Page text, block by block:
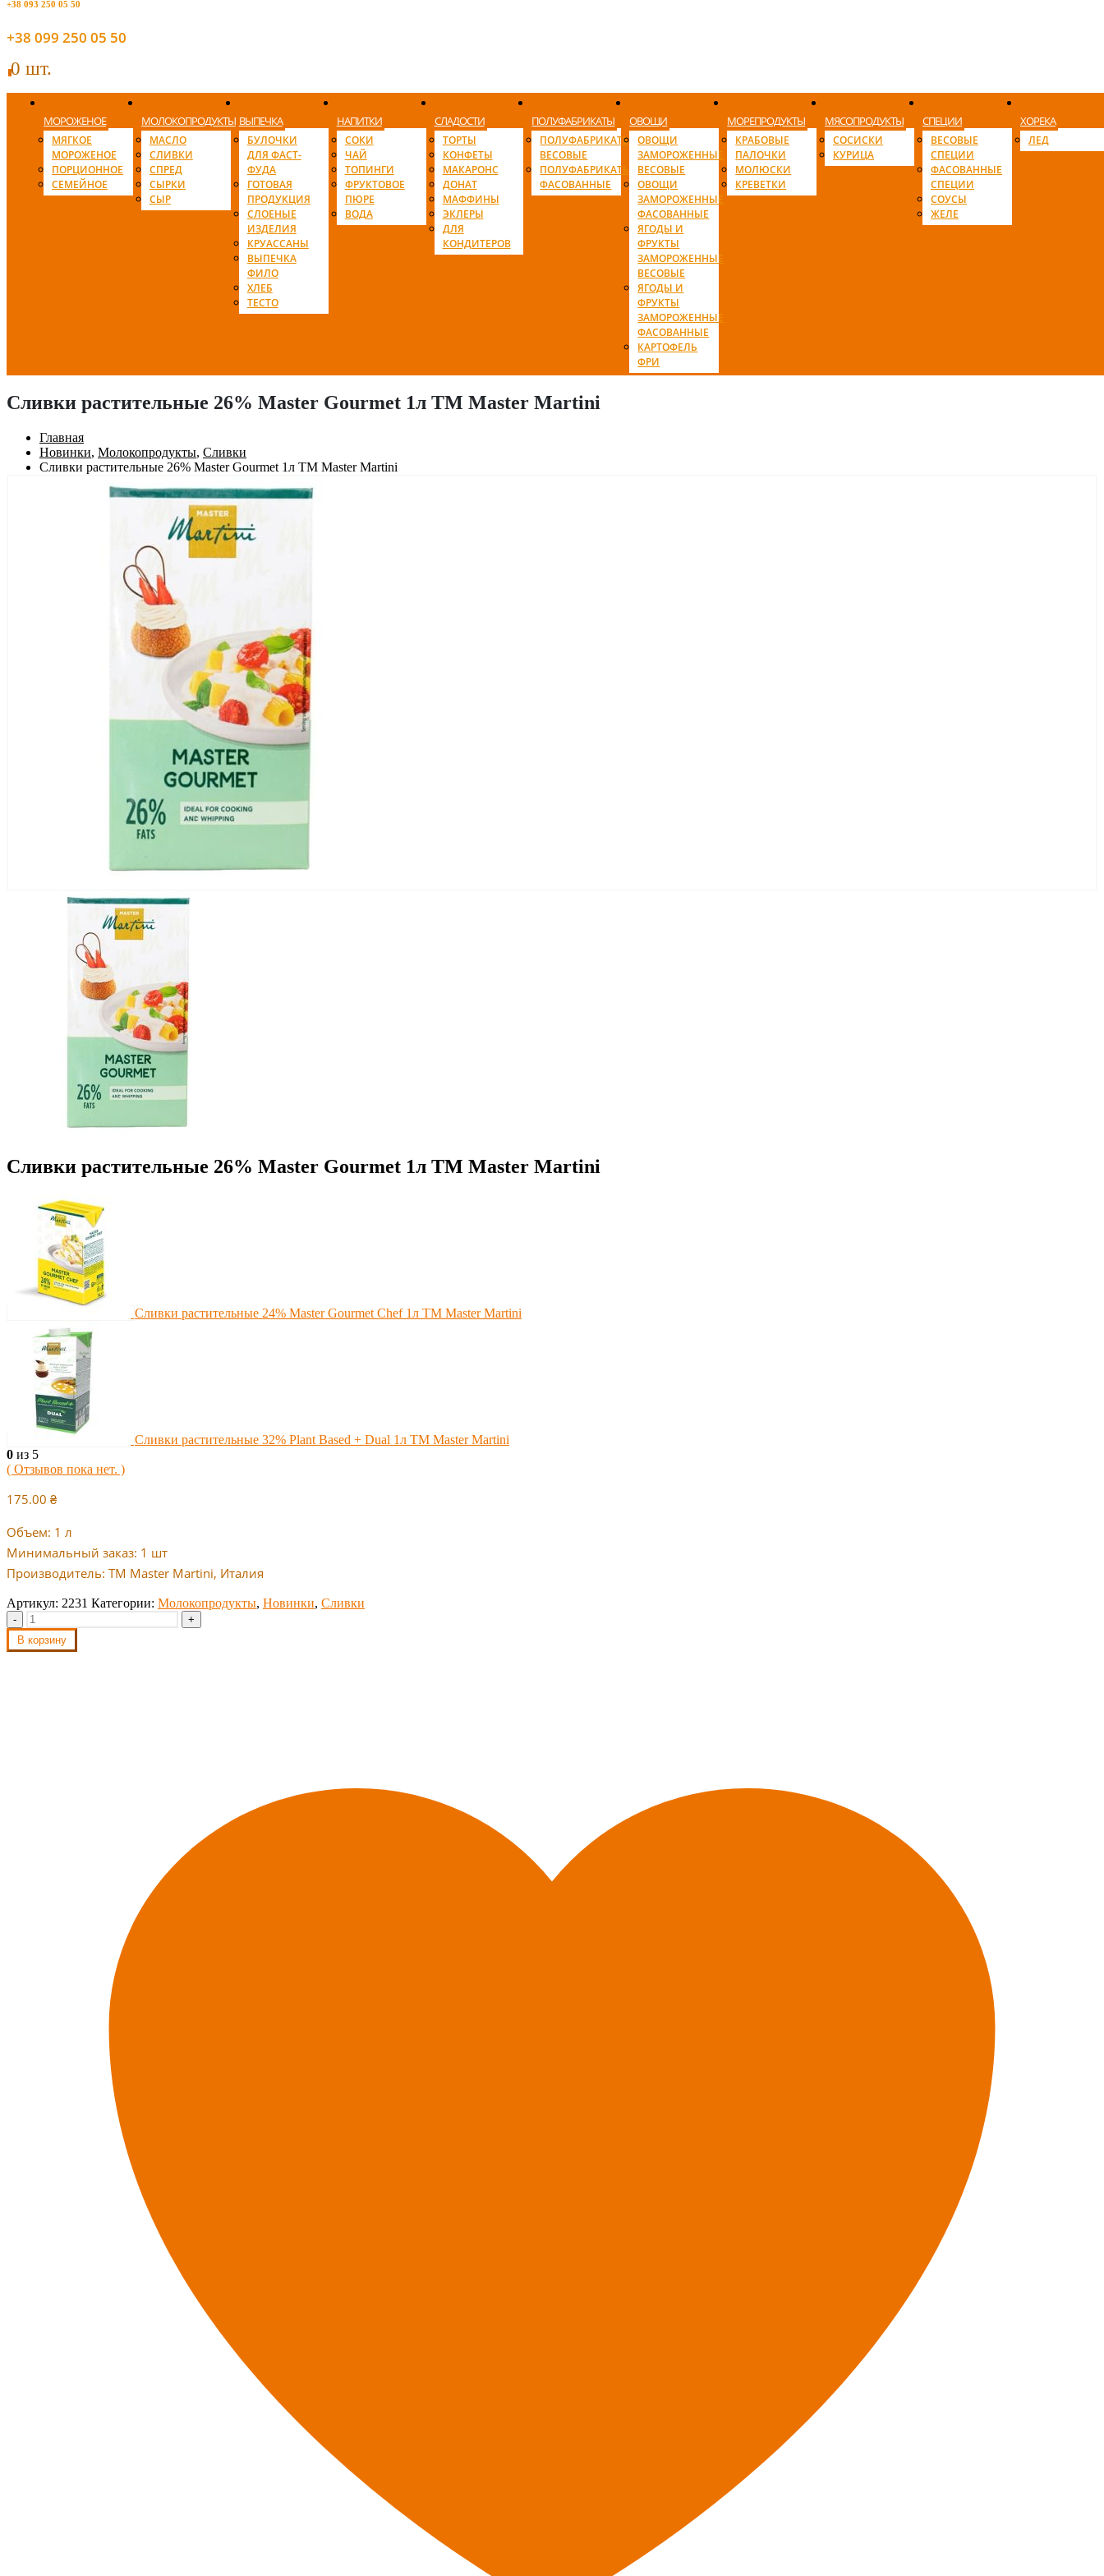
+38 093 250 05 50
+38 099 250 05 50
00 шт.
МОРОЖЕНОЕ
МЯГКОЕ
МОРОЖЕНОЕ
ПОРЦИОННОЕ
СЕМЕЙНОЕ
МОЛОКОПРОДУКТЫ
МАСЛО
СЛИВКИ
СПРЕД
СЫРКИ
СЫР
ВЫПЕЧКА
БУЛОЧКИ
ДЛЯ ФАСТ-
ФУДА
ГОТОВАЯ
ПРОДУКЦИЯ
СЛОЕНЫЕ
ИЗДЕЛИЯ
КРУАССАНЫ
ВЫПЕЧКА
ФИЛО
ХЛЕБ
ТЕСТО
НАПИТКИ
СОКИ
ЧАЙ
ТОПИНГИ
ФРУКТОВОЕ
ПЮРЕ
ВОДА
СЛАДОСТИ
ТОРТЫ
КОНФЕТЫ
МАКАРОНС
ДОНАТ
МАФФИНЫ
ЭКЛЕРЫ
ДЛЯ
КОНДИТЕРОВ
ПОЛУФАБРИКАТЫ
ПОЛУФАБРИКАТЫ
ВЕСОВЫЕ
ПОЛУФАБРИКАТЫ
ФАСОВАННЫЕ
ОВОЩИ
ОВОЩИ
ЗАМОРОЖЕННЫЕ
ВЕСОВЫЕ
ОВОЩИ
ЗАМОРОЖЕННЫЕ
ФАСОВАННЫЕ
ЯГОДЫ И
ФРУКТЫ
ЗАМОРОЖЕННЫЕ
ВЕСОВЫЕ
ЯГОДЫ И
ФРУКТЫ
ЗАМОРОЖЕННЫЕ
ФАСОВАННЫЕ
КАРТОФЕЛЬ
ФРИ
МОРЕПРОДУКТЫ
КРАБОВЫЕ
ПАЛОЧКИ
МОЛЮСКИ
КРЕВЕТКИ
МЯСОПРОДУКТЫ
СОСИСКИ
КУРИЦА
СПЕЦИИ
ВЕСОВЫЕ
СПЕЦИИ
ФАСОВАННЫЕ
СПЕЦИИ
СОУСЫ
ЖЕЛЕ
ХОРЕКА
ЛЕД
Сливки растительные 26% Master Gourmet 1л ТМ Master Martini
Главная
Новинки, Молокопродукты, Сливки
Сливки растительные 26% Master Gourmet 1л ТМ Master Martini
Сливки растительные 26% Master Gourmet 1л ТМ Master Martini
Сливки растительные 24% Master Gourmet Chef 1л ТМ Master Martini
Сливки растительные 32% Plant Based + Dual 1л ТМ Master Martini
0 из 5
( Отзывов пока нет. )
175.00 ₴
Объем: 1 л
Минимальный заказ: 1 шт
Производитель: ТМ Master Martini, Италия
Артикул: 2231 Категории: Молокопродукты, Новинки, Сливки
-
+
В корзину